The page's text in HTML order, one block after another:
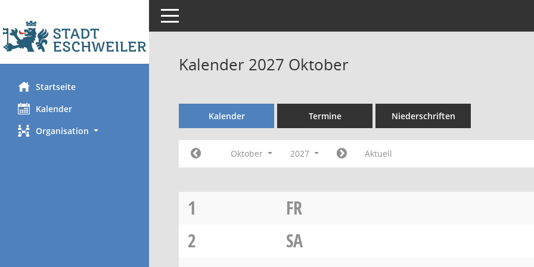
Startseite
Kalender
Organisation
Toggle navigation
Kalender 2027 Oktober
Kalender Termine Niederschriften
Oktober 2027 Aktuell
1
FR
2
SA